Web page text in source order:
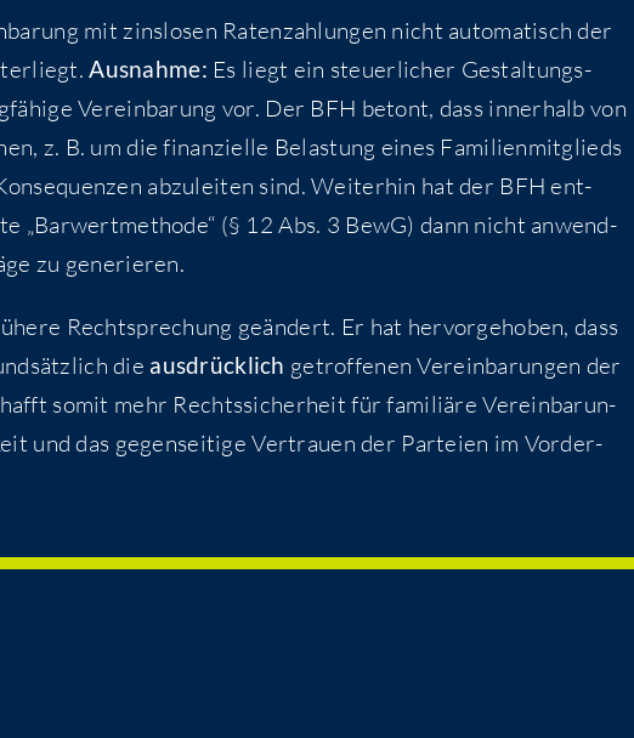
mit zins­lo­sen Raten­zah­lun­gen nicht auto­ma­tisch der
Aus­nah­me: Es liegt ein steu­er­li­cher Gestal­tungs­
Ver­ein­ba­rung vor. Der BFH betont, dass inner­halb von
z. B. um die finan­zi­el­le Belas­tung eines Fami­li­en­mit­glieds
abzu­lei­ten sind. Wei­ter­hin hat der BFH ent­
„Bar­wert­me­tho­de“ (§ 12 Abs. 3 BewG) dann nicht anwend­
zu generieren.
Recht­spre­chung geän­dert. Er hat her­vor­ge­ho­ben, dass
die aus­drück­lich getrof­fe­nen Ver­ein­ba­run­gen der
somit mehr Rechts­si­cher­heit für fami­liä­re Ver­ein­ba­run­
und das gegen­sei­ti­ge Ver­trau­en der Par­tei­en im Vor­der­